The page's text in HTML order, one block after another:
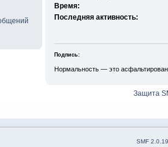
Время:
Последняя активность:
Подпись:
Нормальность — это
Защита
SMF 2.0.19